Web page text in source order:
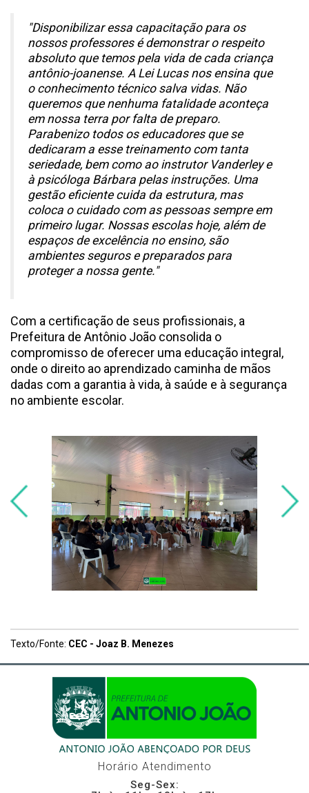
"Disponibilizar essa capacitação para os
nossos professores é demonstrar o respeito
absoluto que temos pela vida de cada criança
antônio-joanense. A Lei Lucas nos ensina que
o conhecimento técnico salva vidas. Não
queremos que nenhuma fatalidade aconteça
em nossa terra por falta de preparo.
Parabenizo todos os educadores que se
dedicaram a esse treinamento com tanta
seriedade, bem como ao instrutor Vanderley e
à psicóloga Bárbara pelas instruções. Uma
gestão eficiente cuida da estrutura, mas
coloca o cuidado com as pessoas sempre em
primeiro lugar. Nossas escolas hoje, além de
espaços de excelência no ensino, são
ambientes seguros e preparados para
proteger a nossa gente."
Com a certificação de seus profissionais, a
Prefeitura de Antônio João consolida o
compromisso de oferecer uma educação integral,
onde o direito ao aprendizado caminha de mãos
dadas com a garantia à vida, à saúde e à segurança
no ambiente escolar.
Texto/Fonte: CEC - Joaz B. Menezes
Horário Atendimento
Seg-Sex: